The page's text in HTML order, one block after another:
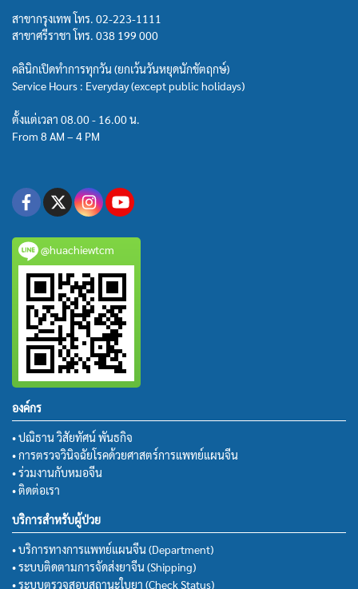
สาขากรุงเทพ โทร. 02-223-1111
สาขาศรีราชา โทร. 038 199 000
คลินิกเปิดทำการทุกวัน (ยกเว้นวันหยุดนักขัตฤกษ์)
Service Hours : Everyday (except public holidays)
ตั้งแต่เวลา 08.00 - 16.00 น.
From 8 AM – 4 PM
@huachiewtcm
องค์กร
• ปณิธาน วิสัยทัศน์ พันธกิจ
• การตรวจวินิจฉัยโรคด้วยศาสตร์การแพทย์แผนจีน
• ร่วมงานกับหมอจีน
• ติดต่อเรา
บริการสำหรับผู้ป่วย
• บริการทางการแพทย์แผนจีน (Department)
• ระบบติดตามการจัดส่งยาจีน (Shipping)
• ระบบตรวจสอบสถานะใบยา (Check Status)